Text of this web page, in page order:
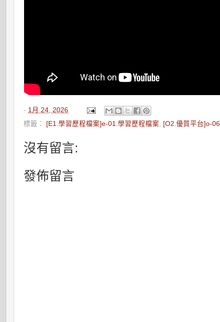
- 1月 24, 2026
標籤： [E1.學習歷程檔案]e-01.學習歷程檔案 [O2.優質平台]o-
沒有留言:
發佈留言